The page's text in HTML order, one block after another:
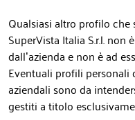
Qualsiasi altro profilo
SuperVista Italia S.r.l. non
dall’azienda e non è ad
Eventuali profili
aziendali sono da
gestiti a titolo